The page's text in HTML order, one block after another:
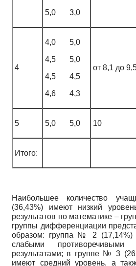
5,0 3,0
4
4,0 5,0
4,5 5,0
4,5 4,5
4,6 4,3
от 8,1 до
5 5,0 5,0 10
Итого:
Наибольшее количество
(36,43%) имеют низкий
результатов по математике –
группы дифференциации
образом: группа № 2 (17,14%)
слабыми противоречивыми
результатами; в группе № 3
имеют средний уровень, а